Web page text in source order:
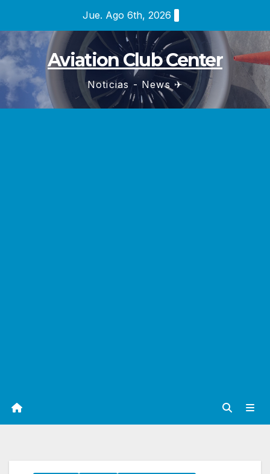
contenido
Jue. Ago 6th, 2026
Aviation Club Center
Noticias - News ✈